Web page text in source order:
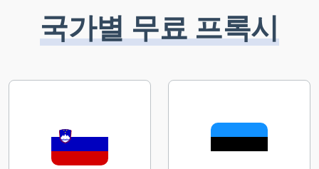
국가별 무료 프록시